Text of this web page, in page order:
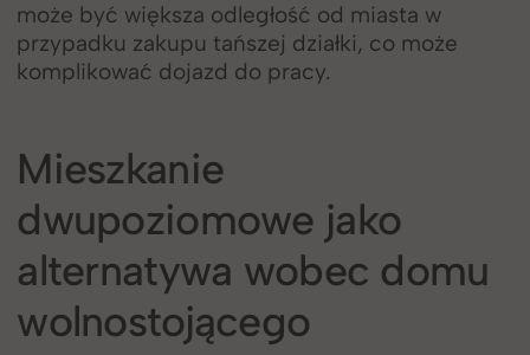
może być większa odległość od miasta w
przypadku zakupu tańszej działki, co może
komplikować dojazd do pracy.
Mieszkanie
dwupoziomowe jako
alternatywa wobec domu
wolnostojącego